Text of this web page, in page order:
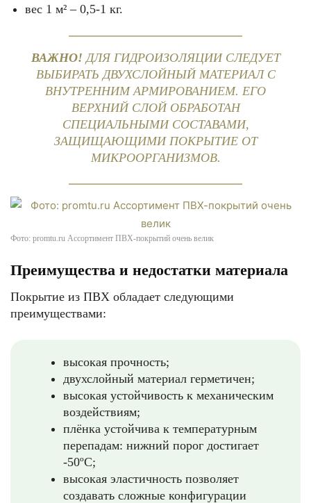
вес 1 м² – 0,5-1 кг.
ВАЖНО! ДЛЯ ГИДРОИЗОЛЯЦИИ СЛЕДУЕТ
ВЫБИРАТЬ ДВУХСЛОЙНЫЙ МАТЕРИАЛ С
ВНУТРЕННИМ АРМИРОВАНИЕМ. ЕГО
ВЕРХНИЙ СЛОЙ ОБРАБОТАН
СПЕЦИАЛЬНЫМИ СОСТАВАМИ,
ЗАЩИЩАЮЩИМИ ПОКРЫТИЕ ОТ
МИКРООРГАНИЗМОВ.
Фото: promtu.ru Ассортимент ПВХ-покрытий очень велик
Преимущества и недостатки материала
Покрытие из ПВХ обладает следующими
преимуществами:
высокая прочность;
двухслойный материал герметичен;
высокая устойчивость к механическим
воздействиям;
плёнка устойчива к температурным
перепадам: нижний порог достигает
-50ºС;
высокая эластичность позволяет
создавать сложные конфигурации